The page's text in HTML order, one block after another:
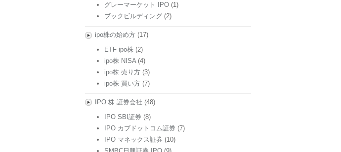
グレーマーケット IPO (1)
ブックビルディング (2)
ipo株の始め方(17)
ETF ipo株 (2)
ipo株 NISA (4)
ipo株 売り方 (3)
ipo株 買い方 (7)
IPO 株 証券会社 (48)
IPO SBI証券 (8)
IPO カブドットコム証券 (7)
IPO マネックス証券 (10)